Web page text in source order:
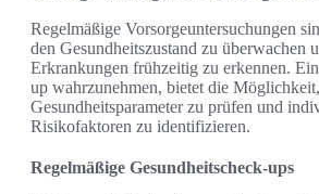
Regelmäßige Vorsorgeuntersuchungen
den Gesundheitszustand zu überwachen
Erkrankungen frühzeitig zu erkennen.
up wahrzunehmen, bietet die
Gesundheitsparameter zu prüfen und
Risikofaktoren zu identifizieren.
Regelmäßige Gesundheitscheck-ups